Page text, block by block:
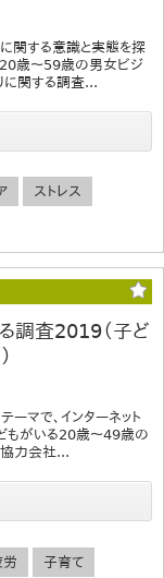
関する意識と実態を探
歳～59歳の男女ビジ
に関する調査...
ストレス
る調査2019（子ど
ーマで、インターネット
もがいる20歳～49歳の
力会社...
労 子育て